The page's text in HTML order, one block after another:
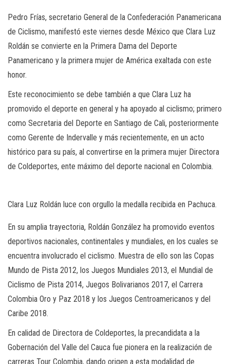
Pedro Frías, secretario General de la Confederación Panamericana
de Ciclismo, manifestó este viernes desde México que Clara Luz
Roldán se convierte en la Primera Dama del Deporte
Panamericano y la primera mujer de América exaltada con este
honor.
Este reconocimiento se debe también a que Clara Luz ha
promovido el deporte en general y ha apoyado al ciclismo; primero
como Secretaria del Deporte en Santiago de Cali, posteriormente
como Gerente de Indervalle y más recientemente, en un acto
histórico para su país, al convertirse en la primera mujer Directora
de Coldeportes, ente máximo del deporte nacional en Colombia.
Clara Luz Roldán luce con orgullo la medalla recibida en Pachuca.
En su amplia trayectoria, Roldán González ha promovido eventos
deportivos nacionales, continentales y mundiales, en los cuales se
encuentra involucrado el ciclismo. Muestra de ello son las Copas
Mundo de Pista 2012, los Juegos Mundiales 2013, el Mundial de
Ciclismo de Pista 2014, Juegos Bolivarianos 2017, el Carrera
Colombia Oro y Paz 2018 y los Juegos Centroamericanos y del
Caribe 2018.
En calidad de Directora de Coldeportes, la precandidata a la
Gobernación del Valle del Cauca fue pionera en la realización de
carreras Tour Colombia, dando origen a esta modalidad de